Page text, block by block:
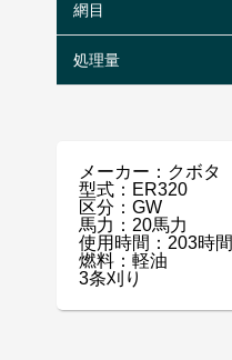
網目
処理量
メーカー：クボタ
型式：ER320
区分：GW
馬力：20馬力
使用時間：203時間
燃料：軽油
3条刈り